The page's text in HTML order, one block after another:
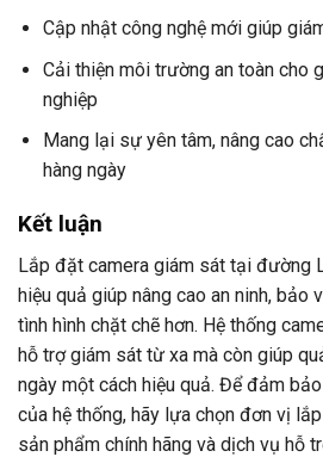
Cập nhật công nghệ mới giúp
Cải thiện môi trường an toàn cho
nghiệp
Mang lại sự yên tâm, nâng cao
hàng ngày
Kết luận
Lắp đặt camera giám sát tại đường
hiệu quả giúp nâng cao an ninh, bảo
tình hình chặt chẽ hơn. Hệ thống
hỗ trợ giám sát từ xa mà còn giúp
ngày một cách hiệu quả. Để đảm
của hệ thống, hãy lựa chọn đơn vị
sản phẩm chính hãng và dịch vụ hỗ